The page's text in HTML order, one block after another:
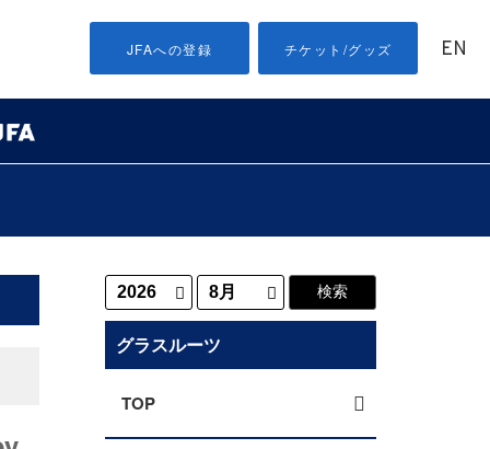
JFAへの登録 チケット/グッズ EN
グラスルーツ
TOP